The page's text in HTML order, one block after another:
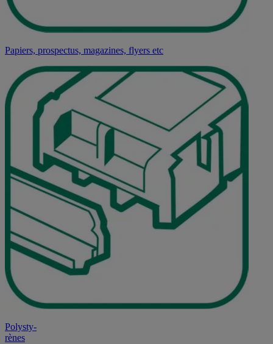
Papiers, prospectus, magazines, flyers etc
Polysty-
rènes